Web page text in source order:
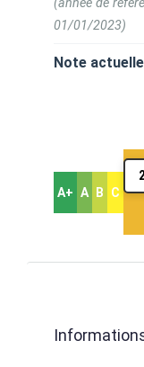
(année de
01/01/2023)
Note actuelle
A+ A B C